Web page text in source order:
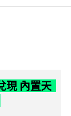
現 內置天